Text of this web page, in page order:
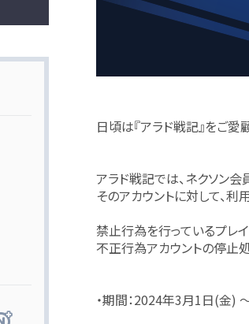
日頃は『アラド戦記』をご愛
アラド戦記では、ネクソン
そのアカウントに対して、
禁止行為を行っているプレ
不正行為アカウントの停止
・期間：2024年3月1日(金)